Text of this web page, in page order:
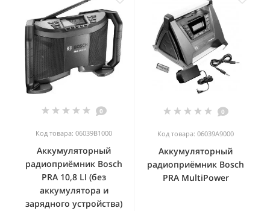
0
Код товара: 06039B1000
Аккумуляторный
радиоприёмник Bosch
PRA 10,8 LI (без
аккумулятора и
зарядного устройства)
0
Код товара: 06039A9000
Аккумуляторный
радиоприёмник Bosch
PRA MultiPower